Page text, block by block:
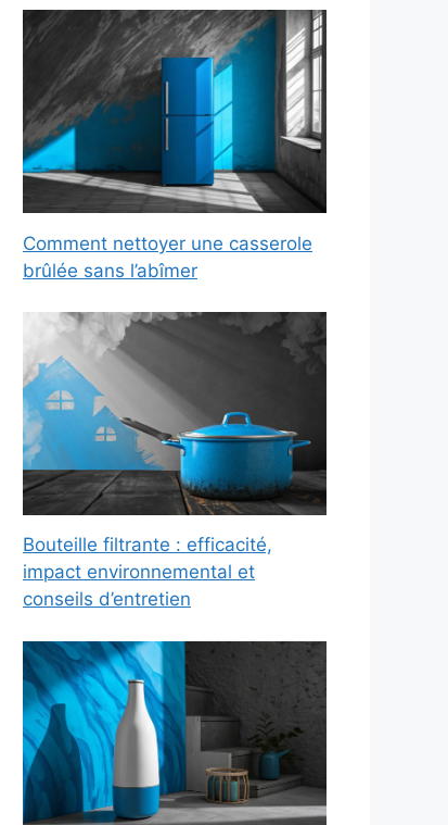
Comment nettoyer une casserole
brûlée sans l’abîmer
Bouteille filtrante : efficacité,
impact environnemental et
conseils d’entretien